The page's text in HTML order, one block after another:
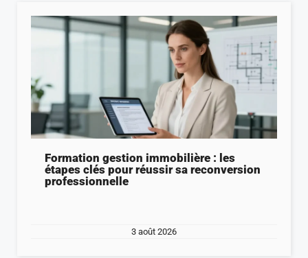
Formation gestion immobilière : les
étapes clés pour réussir sa reconversion
professionnelle
3 août 2026